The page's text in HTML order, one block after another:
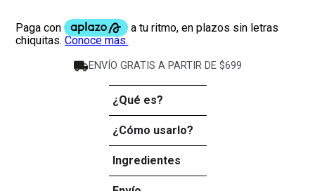
ENVÍO GRATIS A PARTIR DE $699
¿Qué es?
¿Cómo usarlo?
Ingredientes